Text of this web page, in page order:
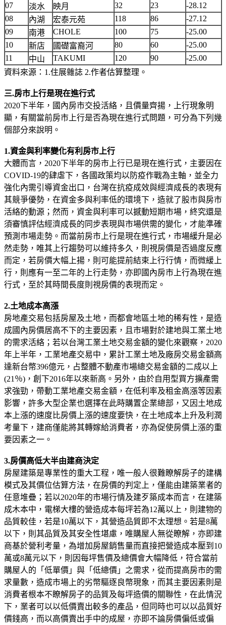
07
淡水 映月 32 23
-28.12
08
內湖 宏泰元苑 118 86
-27.12
09
南港 CHOLE 100 75
-25.00
10
新店 國礎富裔河 80 60
-25.00
11
中山 TAKUMI 120 90
-25.00
資料來源：1.住展雜誌 2.作者估算整理。
三.房市上行是現在進行式
2020下半年，國內房市交投活絡，且價量齊揚，上行現象明
顯，有關當前房市上行是否為現在進行式問題，可分為下列幾
個部分來說明。
1.資金與利率變化有利房市上行
大體而言，2020下半年的房市上行已是現在進行式，主要因在
COVID-19的肆虐下，各國政策均以防疫作戰為主軸，並全力
強化內需引導資金出口，台灣在抗疫成效與經濟成長的表現有
其競爭優勢，在資金多與利率低的環境下，造就了股市與房市
活絡的動源；然而，資金與利率可以撼動短期市場，終究還是
須審慎評估經濟成長的同步表現與市場供需的變化，才能準確
預測巿場走勢。而當前房市上行是現在進行式，市場緩升是必
然走勢，唯其上行趨勢可以維持多久，則視房價是否過度反應
而定，若房價大幅上揚，則可能提前結束上行行情，而微緩上
行，則應有一至二年的上行走勢，亦即國內房市上行為現在進
行式，至於其時間長度則視房價的表現而定。
2.土地成本高漲
房地產交易包括房屋及土地，而都會地區土地的稀有性，是造
成國內房價居高不下的主要因素，且市場對於建地與工業土地
的需求活絡；若以台灣工業土地交易金額的變化來觀察，2020
年上半年，工業地產交易中，累計工業土地及廠房交易金額高
達新台幣396億元，占整體不動產市場總交易金額的二成以上
(21％)，創下2016年以來新高。另外，由於自用型買方擴產需
求強勁，帶動工業地產交易金額，在低利率及租金高漲等因素
影響，許多大型企業也選擇在此時購置企業總部，又因土地成
本上漲的速度比房價上漲的速度要快，在土地成本上升及利潤
考量下，建商僅能將其轉嫁給消費者，亦為促使房價上漲的重
要因素之一。
3.房價高低大半由建商決定
房屋建築是專業性的重大工程，唯一般人很難瞭解房子的建構
模式及其價位估算方法，在房價的判定上，僅能由建築業者的
任意堆疊；若以2020年的市場行情及建歹築成本而言，在建築
成木本中，電梯大樓的營造成本每坪若為12萬以上，則建物的
品質較佳，若是10萬以下，其營造品質即不太理想。若是8萬
以下，則其品質及其安全性堪慮，唯購屋人無從瞭解，亦即建
商基於營利考量，為增加房屋銷售量而直接把營造成本壓到10
萬或8萬元以下，則因每坪售價及總價會大幅降低，符合當前
購屋人的「低單價」與「低總價」之需求，從而提高房市的需
求量數，造成市場上的劣幣驅逐良幣現象，而其主要因素則是
消費者根本不瞭解房子的品質及每坪造價的關聯性，在此情況
下，業者可以以低價賣出較多的產品，但同時也可以以品質好
價錢高，而以高價賣出手中的成屋，亦即不論房價偏低或偏